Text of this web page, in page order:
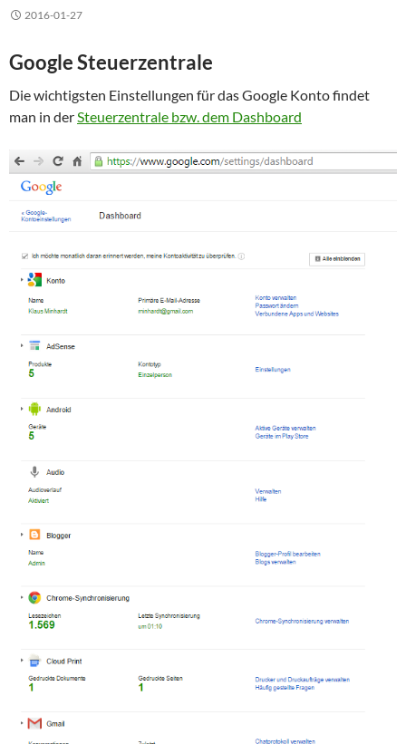
2016-01-27
Google Steuerzentrale
Die wichtigsten Einstellungen für das Google Konto findet
man in derSteuerzentrale bzw. dem Dashboard